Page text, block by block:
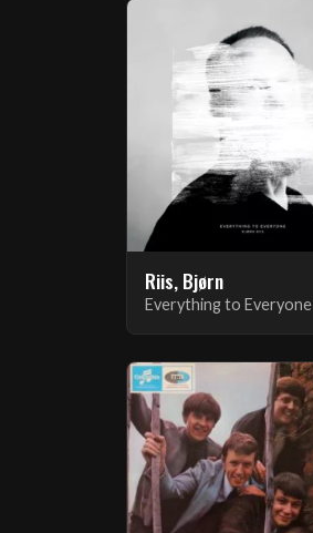
Riis, Bjørn
Everything to Everyone